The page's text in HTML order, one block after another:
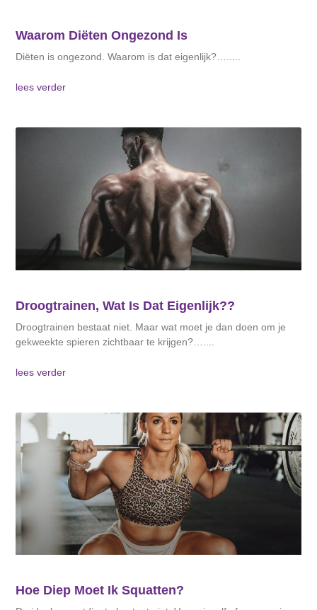
Waarom Diëten Ongezond Is
Diëten is ongezond. Waarom is dat eigenlijk?…..
lees verder
Droogtrainen, Wat Is Dat Eigenlijk??
Droogtrainen bestaat niet. Maar wat moet je dan doen om je
gekweekte spieren zichtbaar te krijgen?….
lees verder
Hoe Diep Moet Ik Squatten?